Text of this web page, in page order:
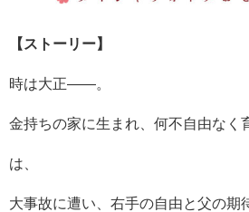
【ストーリー】
時は大正――。
金持ちの家に生まれ、何不自由なく
は、
大事故に遭い、右手の自由と父の期